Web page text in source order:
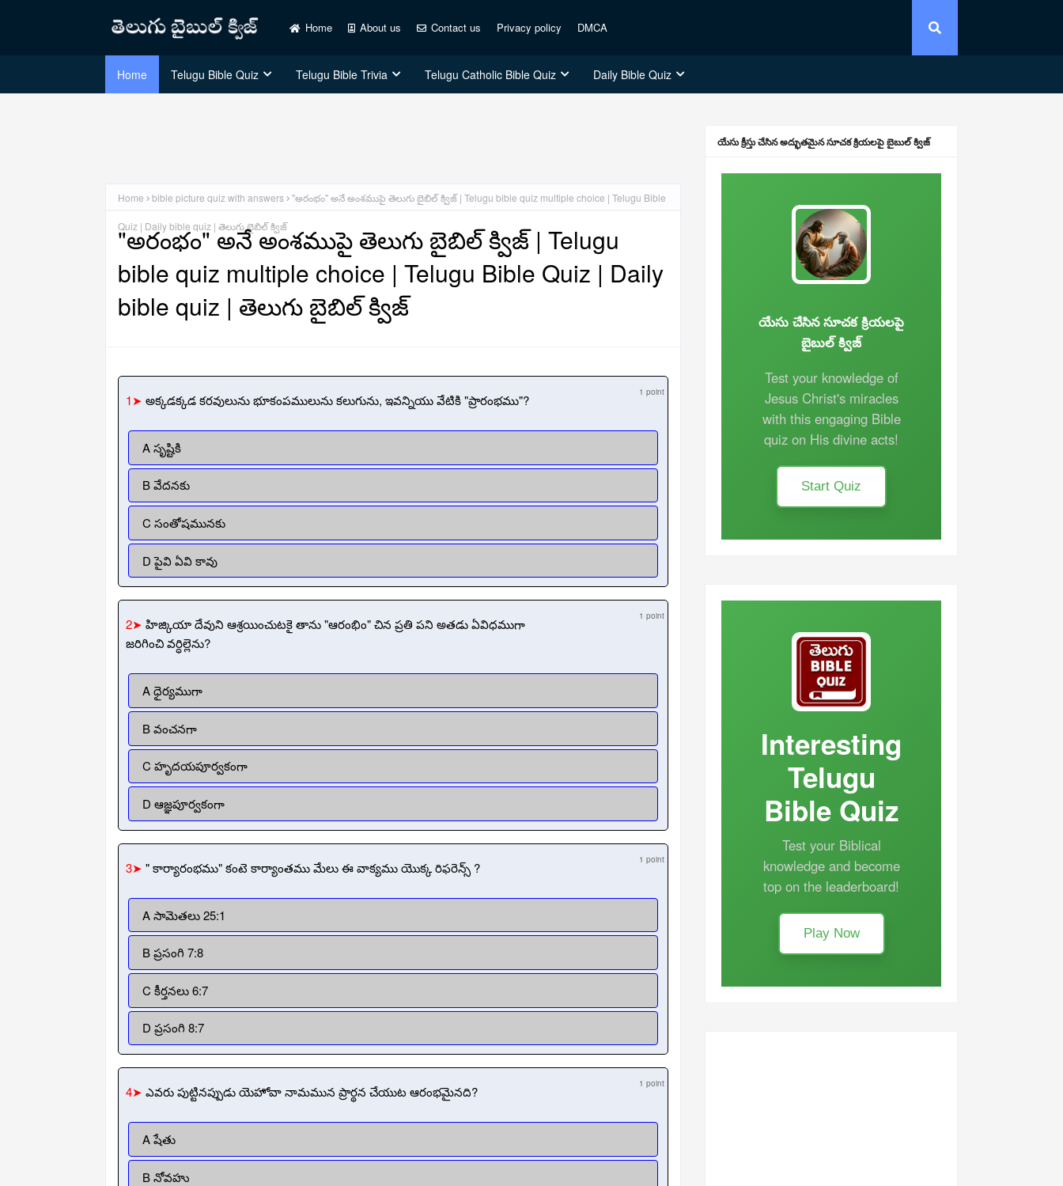
Home About us Contact us Privacy policy DMCA
Home Telugu Bible Quiz Telugu Bible Trivia Telugu Catholic Bible Quiz Daily Bible Quiz
Home bible picture quiz with answers "అరంభం" అనే అంశముపై తెలుగు బైబిల్ క్విజ్ | Telugu bible quiz multiple choice | Telugu Bible
Quiz | Daily bible quiz | తెలుగు బైబిల్ క్విజ్
"అరంభం" అనే అంశముపై తెలుగు బైబిల్ క్విజ్ | Telugu
bible quiz multiple choice | Telugu Bible Quiz | Daily
bible quiz | తెలుగు బైబిల్ క్విజ్
1➤ అక్కడక్కడ కరవులును భూకంపములును కలుగును, ఇవన్నియు వేటికి "ప్రారంభము"? 1 point
A సృష్టికి
B వేదనకు
C సంతోషమునకు
D పైవి ఏవి కావు
2➤ హిజ్కియా దేవుని ఆశ్రయించుటకై తాను "ఆరంభిం" చిన ప్రతి పని అతడు ఏవిధముగా
జరిగించి వర్ధిల్లెను?
1 point
A ధైర్యముగా
B వంచనగా
C హృదయపూర్వకంగా
D ఆజ్ఞపూర్వకంగా
3➤ " కార్యారంభము" కంటె కార్యాంతము మేలు ఈ వాక్యము యొక్క రిఫరెన్స్ ? 1 point
A సామెతలు 25:1
B ప్రసంగి 7:8
C కీర్తనలు 6:7
D ప్రసంగి 8:7
4➤ ఎవరు పుట్టినప్పుడు యెహోవా నామమున ప్రార్థన చేయుట ఆరంభమైనది? 1 point
A షేతు
B నోవహు
యేసు క్రీస్తు చేసిన అద్భుతమైన సూచక క్రియలపై బైబుల్ క్విజ్
యేసు చేసిన సూచక క్రియలపై
బైబుల్ క్విజ్
Test your knowledge of
Jesus Christ's miracles
with this engaging Bible
quiz on His divine acts!
Start Quiz
Interesting
Telugu
Bible Quiz
Test your Biblical
knowledge and become
top on the leaderboard!
Play Now